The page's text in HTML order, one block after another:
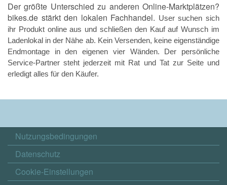
Der größte Unterschied zu anderen Online-Marktplätzen?
bikes.de stärkt den lokalen Fachhandel. User suchen sich
ihr Produkt online aus und schließen den Kauf auf Wunsch im
Ladenlokal in der Nähe ab. Kein Versenden, keine eigenständige
Endmontage in den eigenen vier Wänden. Der persönliche
Service-Partner steht jederzeit mit Rat und Tat zur Seite und
erledigt alles für den Käufer.
Nutzungsbedingungen
Datenschutz
Cookie-Einstellungen